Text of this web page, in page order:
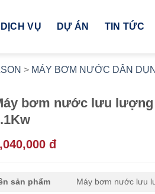
DỊCH VỤ DỰ ÁN TIN TỨC
> MÁY BƠM NƯỚC DÂN
bơm nước lưu lượng
đ
sản phẩm Máy bơm nước lưu